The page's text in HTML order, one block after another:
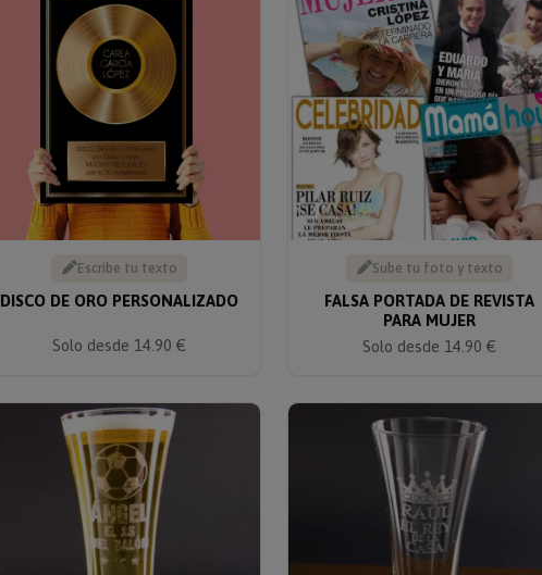
Escribe tu texto
DISCO DE ORO PERSONALIZADO
Solo desde 14.90 €
Sube tu foto y texto
FALSA PORTADA DE REVISTA
PARA MUJER
Solo desde 14.90 €